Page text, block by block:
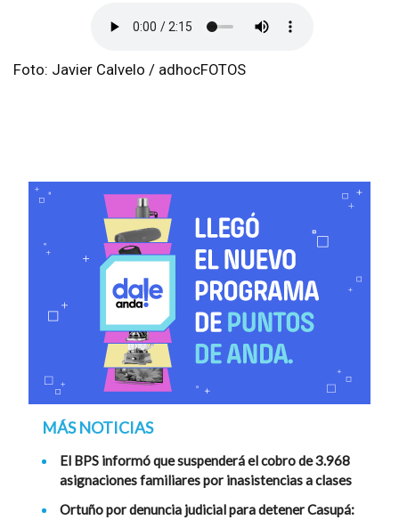
Foto: Javier Calvelo / adhocFOTOS
MÁS NOTICIAS
El BPS informó que suspenderá el cobro de 3.968
asignaciones familiares por inasistencias a clases
Ortuño por denuncia judicial para detener Casupá: